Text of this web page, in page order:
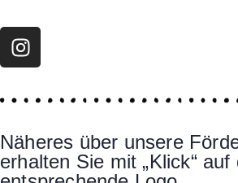
Näheres über unsere
erhalten Sie mit „Klick“ auf